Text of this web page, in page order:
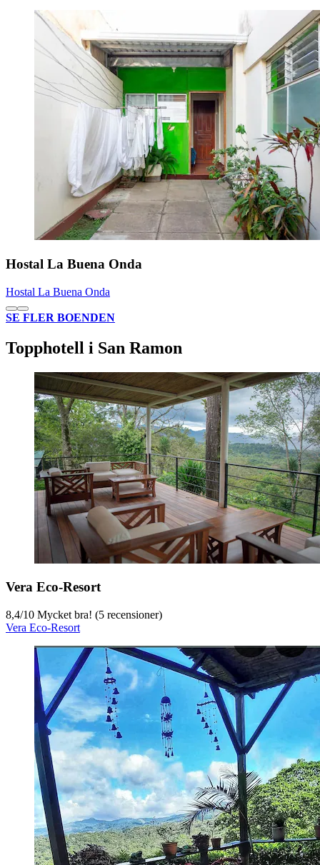
Hostal La Buena Onda
Hostal La Buena Onda
SE FLER BOENDEN
Topphotell i San Ramon
Vera Eco-Resort
8,4/10 Mycket bra! (5 recensioner)
Vera Eco-Resort